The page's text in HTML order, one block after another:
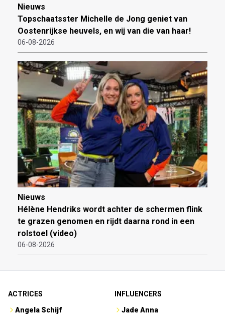
Nieuws
Topschaatsster Michelle de Jong geniet van
Oostenrijkse heuvels, en wij van die van haar!
06-08-2026
Nieuws
Hélène Hendriks wordt achter de schermen flink
te grazen genomen en rijdt daarna rond in een
rolstoel (video)
06-08-2026
ACTRICES
Angela Schijf
INFLUENCERS
Jade Anna